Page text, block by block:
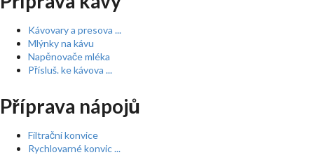
Kávovary a presova ...
Mlýnky na kávu
Napěnovače mléka
Přísluš. ke kávova ...
Příprava nápojů
Filtrační konvice
Rychlovarné konvic ...